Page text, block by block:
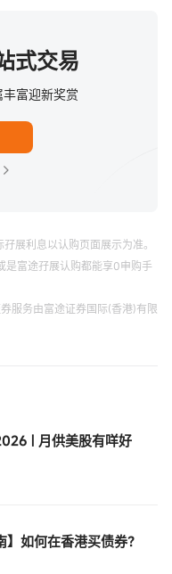
务主要涉及设计及建造
流的不同结构及跨度的
速公路、道路和附属设
政府或政府关联公司启
大梁桥设计与结构的项
式交易
丰富迎新奖赏
展利息以认购页面展示为准。
是富途孖展认购都能享0申购手
服务由富途证券国际(香港)有限
、邀请、建议买卖任何投资产
及投资目标，以及能否承受有
资决定前，投资者应根据自身
咨询专业投资顾问意见。富途
创性，对此富途不做任何保证
整，亦可能会作出重大变动内
所载为准, 申购前请仔细阅读
| 月供美股有咩好
】如何在香港买债券？